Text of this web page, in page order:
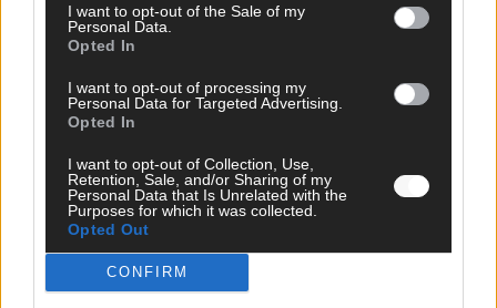
I want to opt-out of the Sale of my
Personal Data.
Opted In
I want to opt-out of processing my
Personal Data for Targeted Advertising.
Opted In
I want to opt-out of Collection, Use,
Retention, Sale, and/or Sharing of my
Personal Data that Is Unrelated with the
Purposes for which it was collected.
Opted Out
CONFIRM
Monaco, Sallys Café, Westernbrauerei – der
Europa-Park 2026 macht vieles neu